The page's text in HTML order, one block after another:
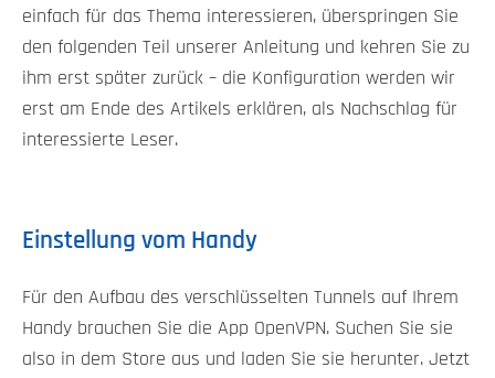
einfach für das Thema interessieren, überspringen Sie
den folgenden Teil unserer Anleitung und kehren Sie zu
ihm erst später zurück – die Konfiguration werden wir
erst am Ende des Artikels erklären, als Nachschlag für
interessierte Leser.
Einstellung vom Handy
Für den Aufbau des verschlüsselten Tunnels auf Ihrem
Handy brauchen Sie die App OpenVPN. Suchen Sie sie
also in dem Store aus und laden Sie sie herunter. Jetzt